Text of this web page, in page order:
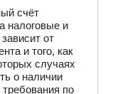
счёт
налоговые и
от
и того, как
случаях
о наличии
требования по